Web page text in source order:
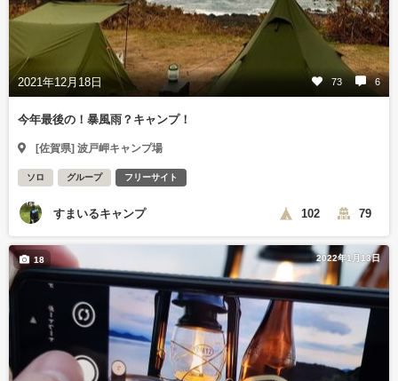
2021年12月18日 73 6
今年最後の！暴風雨？キャンプ！
[佐賀県] 波戸岬キャンプ場
ソロ グループ フリーサイト
すまいるキャンプ 102 79
2022年1月13日
18